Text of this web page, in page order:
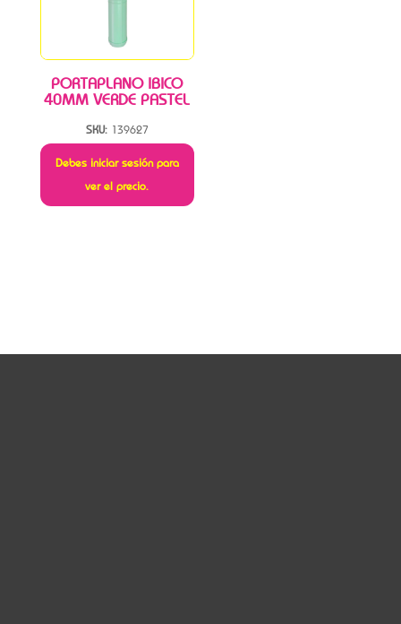
PORTAPLANO IBICO
40MM VERDE PASTEL
SKU: 139627
Debes iniciar sesión para
ver el precio.